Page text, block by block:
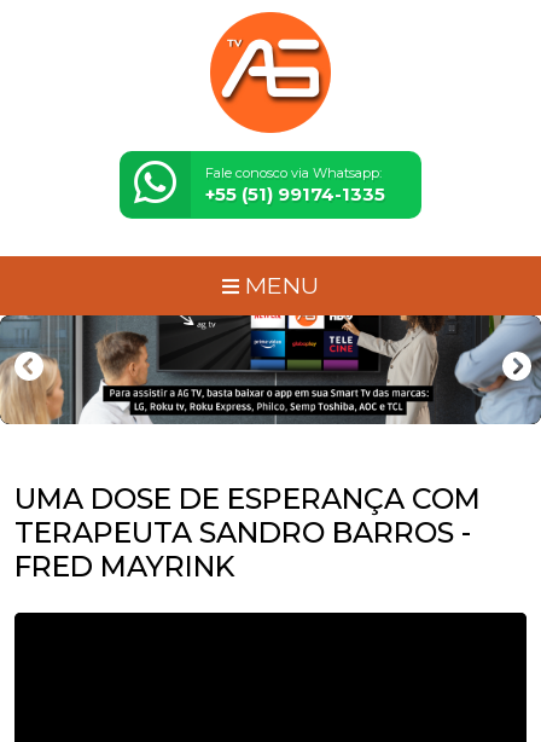
Fale conosco via Whatsapp:
+55 (51) 99174-1335
MENU
UMA DOSE DE ESPERANÇA COM
TERAPEUTA SANDRO BARROS -
FRED MAYRINK